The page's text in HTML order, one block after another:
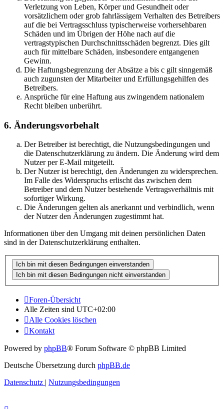
Verletzung von Leben, Körper und Gesundheit oder
vorsätzlichem oder grob fahrlässigem Verhalten des Betreibers
auf die bei Vertragsschluss typischerweise vorhersehbaren
Schäden und im Übrigen der Höhe nach auf die
vertragstypischen Durchschnittsschäden begrenzt. Dies gilt
auch für mittelbare Schäden, insbesondere entgangenen
Gewinn.
Die Haftungsbegrenzung der Absätze a bis c gilt sinngemäß
auch zugunsten der Mitarbeiter und Erfüllungsgehilfen des
Betreibers.
Ansprüche für eine Haftung aus zwingendem nationalem
Recht bleiben unberührt.
6. Änderungsvorbehalt
Der Betreiber ist berechtigt, die Nutzungsbedingungen und
die Datenschutzerklärung zu ändern. Die Änderung wird dem
Nutzer per E-Mail mitgeteilt.
Der Nutzer ist berechtigt, den Änderungen zu widersprechen.
Im Falle des Widerspruchs erlischt das zwischen dem
Betreiber und dem Nutzer bestehende Vertragsverhältnis mit
sofortiger Wirkung.
Die Änderungen gelten als anerkannt und verbindlich, wenn
der Nutzer den Änderungen zugestimmt hat.
Informationen über den Umgang mit deinen persönlichen Daten
sind in der Datenschutzerklärung enthalten.
Foren-Übersicht
Alle Zeiten sind UTC+02:00
Alle Cookies löschen
Kontakt
Powered by phpBB® Forum Software © phpBB Limited
Deutsche Übersetzung durch phpBB.de
Datenschutz | Nutzungsbedingungen